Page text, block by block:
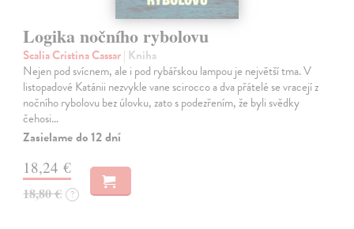
Logika nočního rybolovu
Scalia Cristina Cassar| Kniha
Nejen pod svícnem, ale i pod rybářskou lampou je největší tma. V
listopadové Katánii nezvykle vane scirocco a dva přátelé se vracejí z
nočního rybolovu bez úlovku, zato s podezřením, že byli svědky
čehosi…
Zasielame do 12 dní
18,24 €
18,80 € ?